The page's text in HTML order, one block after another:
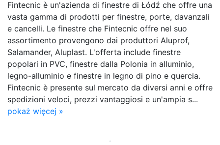
Fintecnic è un'azienda di finestre di Łódź che offre una
vasta gamma di prodotti per finestre, porte, davanzali
e cancelli. Le finestre che Fintecnic offre nel suo
assortimento provengono dai produttori Aluprof,
Salamander, Aluplast. L'offerta include finestre
popolari in PVC, finestre dalla Polonia in alluminio,
legno-alluminio e finestre in legno di pino e quercia.
Fintecnic è presente sul mercato da diversi anni e offre
spedizioni veloci, prezzi vantaggiosi e un'ampia s...
pokaż więcej »